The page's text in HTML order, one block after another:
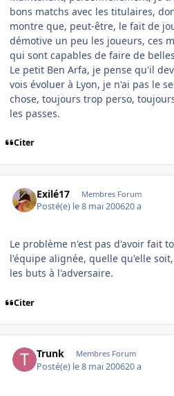
bons matchs avec les titulaires,
montre que, peut-être, le fait de
démotive un peu les joueurs, ces
qui sont capables de faire de
Le petit Ben Arfa, je pense qu'il
vois évoluer à Lyon, je n'ai pas le
chose, toujours trop perso,
les passes.
Citer
Exilé17 Membres Forum
Posté(e) le 8 mai 200620 a
Le problème n'est pas d'avoir fait
l'équipe alignée, quelle qu'elle
les buts à l'adversaire.
Citer
Trunk Membres Forum
Posté(e) le 8 mai 200620 a